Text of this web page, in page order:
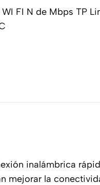
inalámbrica
mejorar la